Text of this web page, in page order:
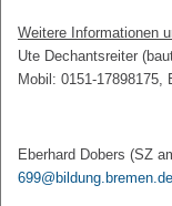
Weitere Informationen
Ute Dechantsreiter
Mobil: 0151-17898175,
Eberhard Dobers (SZ
699@bildung.bremen.de